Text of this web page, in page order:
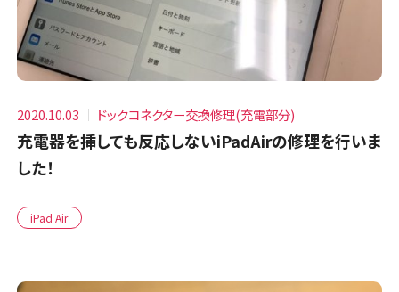
2020.10.03 ドックコネクター交換修理(充電部分)
充電器を挿しても反応しないiPadAirの修理を行いま
した！
iPad Air